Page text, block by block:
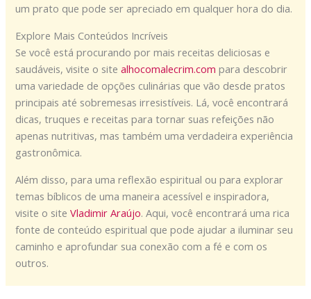
um prato que pode ser apreciado em qualquer hora do dia.
Explore Mais Conteúdos Incríveis
Se você está procurando por mais receitas deliciosas e
saudáveis, visite o sitealhocomalecrim.com para descobrir
uma variedade de opções culinárias que vão desde pratos
principais até sobremesas irresistíveis. Lá, você encontrará
dicas, truques e receitas para tornar suas refeições não
apenas nutritivas, mas também uma verdadeira experiência
gastronômica.
Além disso, para uma reflexão espiritual ou para explorar
temas bíblicos de uma maneira acessível e inspiradora,
visite o siteVladimir Araújo. Aqui, você encontrará uma rica
fonte de conteúdo espiritual que pode ajudar a iluminar seu
caminho e aprofundar sua conexão com a fé e com os
outros.